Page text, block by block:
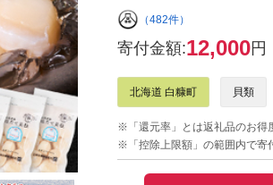
（482件）
寄付金額:12,000円
北海道 白糠町 貝類
※「還元率」とは返礼品のお得
※「控除上限額」の範囲内で寄